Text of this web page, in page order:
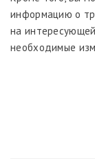
информацию о
на
необходимые